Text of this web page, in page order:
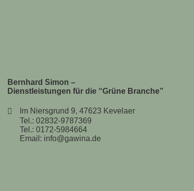
Bernhard Simon –
Dienstleistungen für die “Grüne Branche”
Im Niersgrund 9, 47623 Kevelaer
Tel.: 02832-9787369
Tel.: 0172-5984664
Email: info@gawina.de